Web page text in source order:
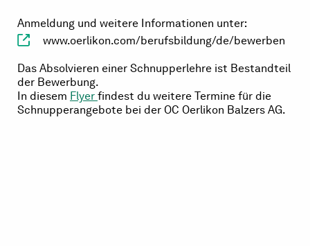
Anmeldung und weitere Informationen unter:
www.oerlikon.com/berufsbildung/de/bewerben
Das Absolvieren einer Schnupperlehre ist Bestandteil
der Bewerbung.
In diesem Flyer findest du weitere Termine für die
Schnupperangebote bei der OC Oerlikon Balzers AG.